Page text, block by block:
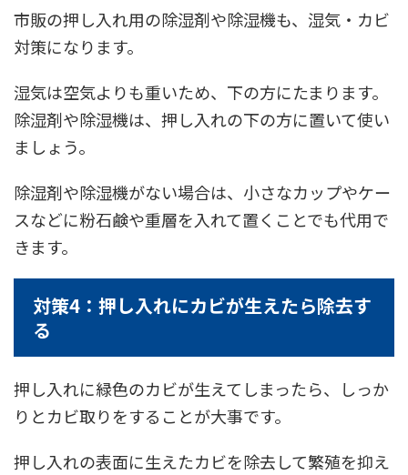
市販の押し入れ用の除湿剤や除湿機も、湿気・カビ
対策になります。
湿気は空気よりも重いため、下の方にたまります。
除湿剤や除湿機は、押し入れの下の方に置いて使い
ましょう。
除湿剤や除湿機がない場合は、小さなカップやケー
スなどに粉石鹸や重層を入れて置くことでも代用で
きます。
対策4：押し入れにカビが生えたら除去す
る
押し入れに緑色のカビが生えてしまったら、しっか
りとカビ取りをすることが大事です。
押し入れの表面に生えたカビを除去して繁殖を抑え